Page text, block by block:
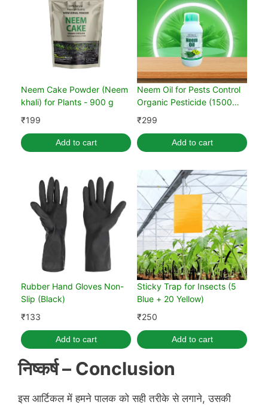
Neem Cake Powder (Neem
khali) for Plants - 900 g
₹199
Add to cart
Neem Oil for Pests Control
Organic Pesticide (1500
PPM)
₹299
Add to cart
Rubber Hand Gloves Non-
Slip (Black)
₹133
Add to cart
Sticky Trap for Insects (5
Blue + 20 Yellow)
₹250
Add to cart
निष्कर्ष– Conclusion
इस आर्टिकल में हमने पालक को सही तरीके से लगाने, उसकी